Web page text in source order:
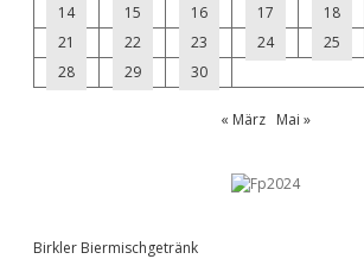
14
15 16 17 18
21
22 23 24 25
28
29 30
« März Mai »
Birkler Biermischgetränk